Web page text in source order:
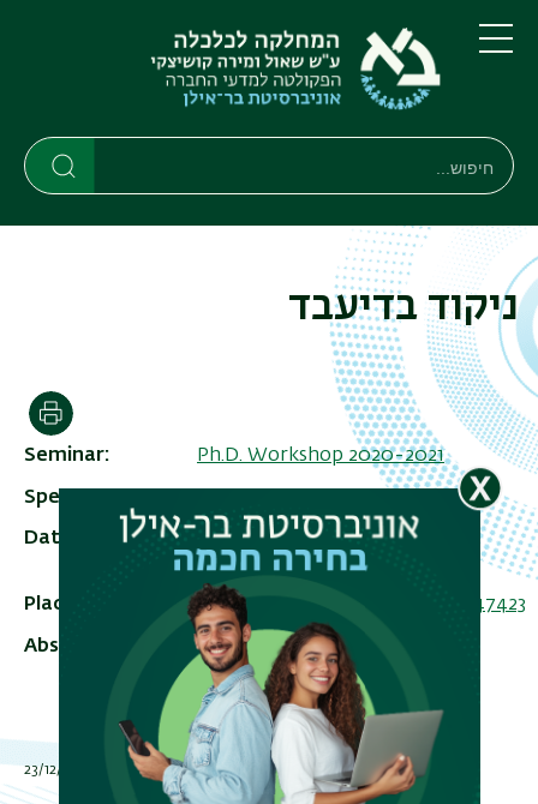
לתוכן
העיקרי
לתפריט
ניווט
ראשי
תפריט
חיפוש
חיפוש
ניקוד בדיעבד
Seminar
Ph.D. Workshop 2020-2021
Speaker
Date
28/12/2020 - 09:30 - 08:00
Add To Calendar
Place https://us02web.zoom.us/j/86920047423
Abstract
תאריך עדכון אחרון : 23/12/2020